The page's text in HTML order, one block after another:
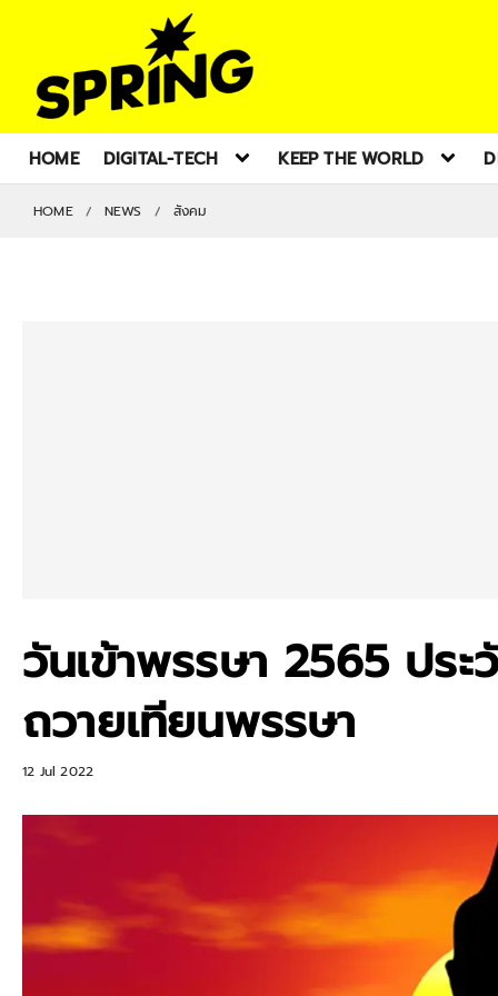
HOME DIGITAL-TECH KEEP THE WORLD
HOME NEWS สังคม
วันเข้าพรรษา 2565 ปร
ถวายเทียนพรรษา
12 Jul 2022